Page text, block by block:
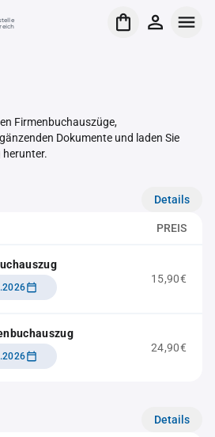
Firmenbuchauszüge,
Dokumente und laden Sie
Details
PREIS
15,90€
24,90€
Details